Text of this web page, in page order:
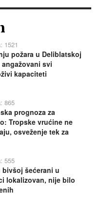
1521
požara u Deliblatskoj
svi
kapaciteti
865
prognoza za
Tropske vrućine ne
osveženje tek za
555
bivšoj šećerani u
lokalizovan, nije bilo